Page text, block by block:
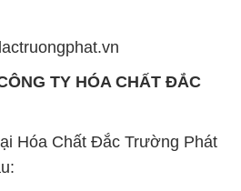
TY HÓA CHẤT ĐẮC
Hóa Chất Đắc Trường Phát